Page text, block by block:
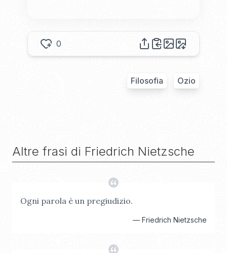
0
Filosofia Ozio
Altre frasi di Friedrich Nietzsche
Ogni parola è un pregiudizio.
— Friedrich Nietzsche